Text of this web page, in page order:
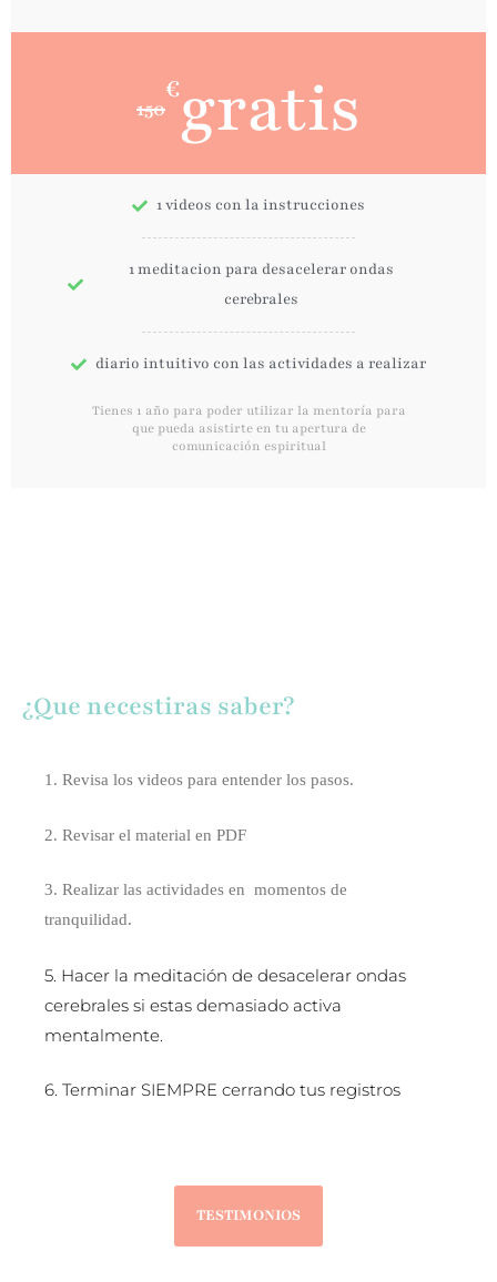
150
€gratis
1 videos con la instrucciones
1 meditacion para desacelerar ondas
cerebrales
diario intuitivo con las actividades a realizar
Tienes 1 año para poder utilizar la mentoría para
que pueda asistirte en tu apertura de
comunicación espiritual
¿Que necestiras saber?
1. Revisa los videos para entender los pasos.
2. Revisar el material en PDF
3. Realizar las actividades en momentos de
tranquilidad.
5. Hacer la meditación de desacelerar ondas
cerebrales si estas demasiado activa
mentalmente.
6. Terminar SIEMPRE cerrando tus registros
TESTIMONIOS